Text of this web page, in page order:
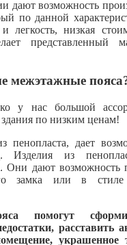
дают возможность
по данной
легкость, низкая
представленный
межэтажные
у нас большой
по низким ценам!
пенопласта, дает
Изделия из
Они дают возможность
замка или в
помогут
расставить
украшенное